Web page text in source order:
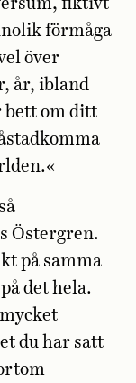
fiktivt
förmåga
över
år, ibland
bett om ditt
Östergren.
på samma
det hela.
du har satt